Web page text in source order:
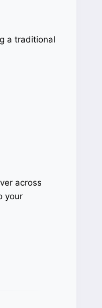
a traditional
across
your